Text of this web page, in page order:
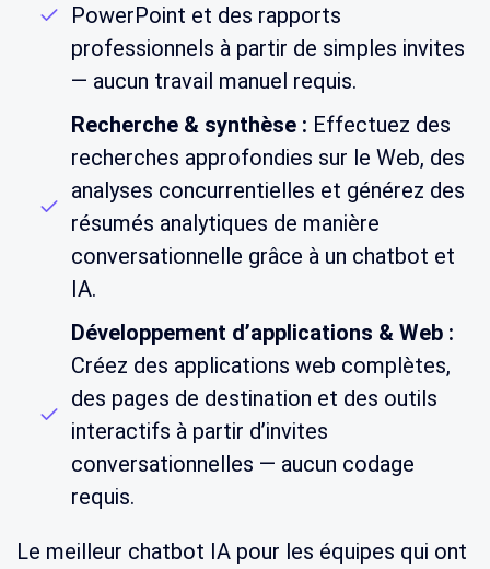
PowerPoint et des rapports
professionnels à partir de simples invites
— aucun travail manuel requis.
Recherche & synthèse : Effectuez des
recherches approfondies sur le Web, des
analyses concurrentielles et générez des
résumés analytiques de manière
conversationnelle grâce à un chatbot et
IA.
Développement d’applications & Web :
Créez des applications web complètes,
des pages de destination et des outils
interactifs à partir d’invites
conversationnelles — aucun codage
requis.
Le meilleur chatbot IA pour les équipes qui ont